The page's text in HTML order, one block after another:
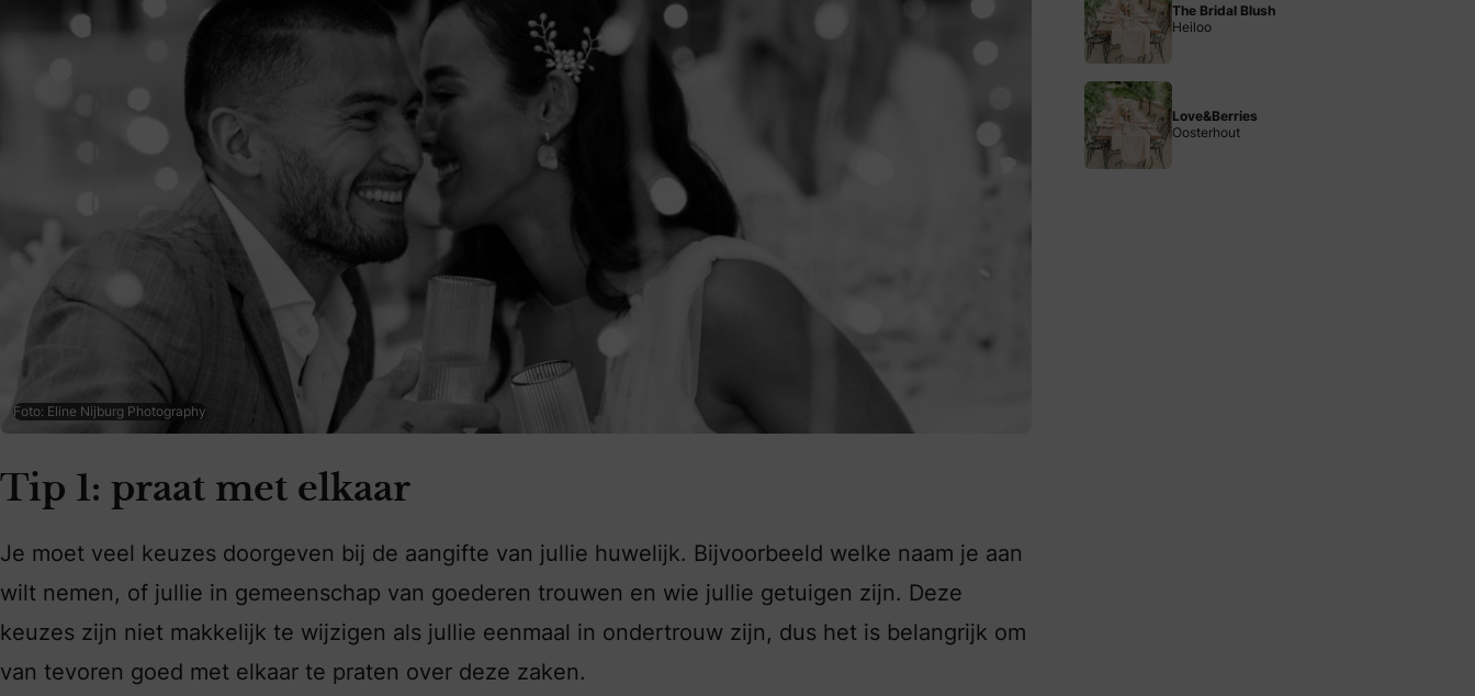
Foto: Eline Nijburg Photography
Tip 1: praat met elkaar
Je moet veel keuzes doorgeven bij de aangifte van jullie huwelijk. Bijvoorbeeld welke naam je aan
wilt nemen, of jullie in gemeenschap van goederen trouwen en wie jullie getuigen zijn. Deze
keuzes zijn niet makkelijk te wijzigen als jullie eenmaal in ondertrouw zijn, dus het is belangrijk om
van tevoren goed met elkaar te praten over deze zaken.
The Bridal Blush
Heiloo
Love&Berries
Oosterhout